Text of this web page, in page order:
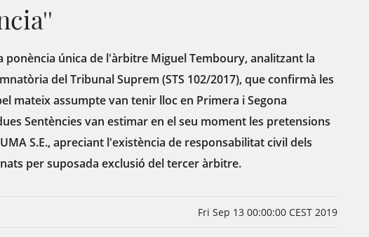
ponència única de l'àrbitre Miguel Temboury, analitzant la
del Tribunal Suprem (STS 102/2017), que confirmà les
mateix assumpte van tenir lloc en Primera i Segona
Sentències van estimar en el seu moment les pretensions
S.E., apreciant l'existència de responsabilitat civil dels
per suposada exclusió del tercer àrbitre.
Fri Sep 13 00:00:00 CEST 2019